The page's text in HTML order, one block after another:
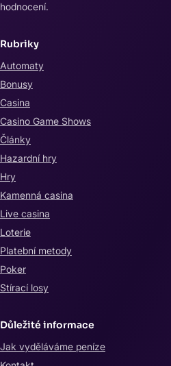
hodnocení.
Rubriky
Automaty
Bonusy
Casina
Casino Game Shows
Články
Hazardní hry
Hry
Kamenná casina
Live casina
Loterie
Platební metody
Poker
Stírací losy
Důležité informace
Jak vyděláváme peníze